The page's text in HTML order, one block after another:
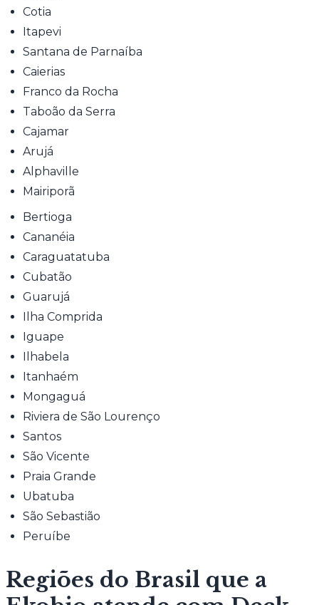
Cotia
Itapevi
Santana de Parnaíba
Caierias
Franco da Rocha
Taboão da Serra
Cajamar
Arujá
Alphaville
Mairiporã
Bertioga
Cananéia
Caraguatatuba
Cubatão
Guarujá
Ilha Comprida
Iguape
Ilhabela
Itanhaém
Mongaguá
Riviera de São Lourenço
Santos
São Vicente
Praia Grande
Ubatuba
São Sebastião
Peruíbe
Regiões do Brasil que a